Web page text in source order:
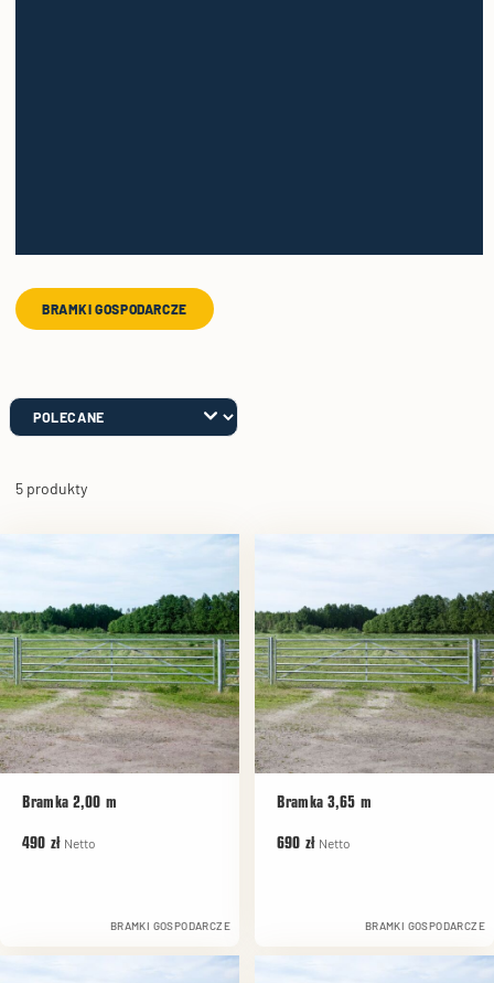
BRAMKI GOSPODARCZE
5 produkty
Bramka 2,00 m
490 zł Netto
BRAMKI GOSPODARCZE
Bramka 3,65 m
690 zł Netto
BRAMKI GOSPODARCZE